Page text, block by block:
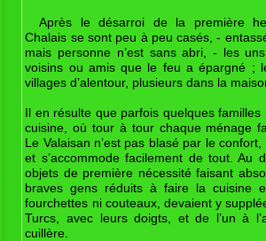
Après le désarroi de la première
Chalais se sont peu à peu casés, -
mais personne n’est sans abri, - les
voisins ou amis que le feu a épargné ;
villages d’alentour, plusieurs dans la
Il en résulte que parfois quelques
cuisine, où tour à tour chaque ménage
Le Valaisan n’est pas blasé par le
et s’accommode facilement de tout. Au
objets de première nécessité faisant
braves gens réduits à faire la cuisine
fourchettes ni couteaux, devaient y
Turcs, avec leurs doigts, et de l’un à
cuillère.